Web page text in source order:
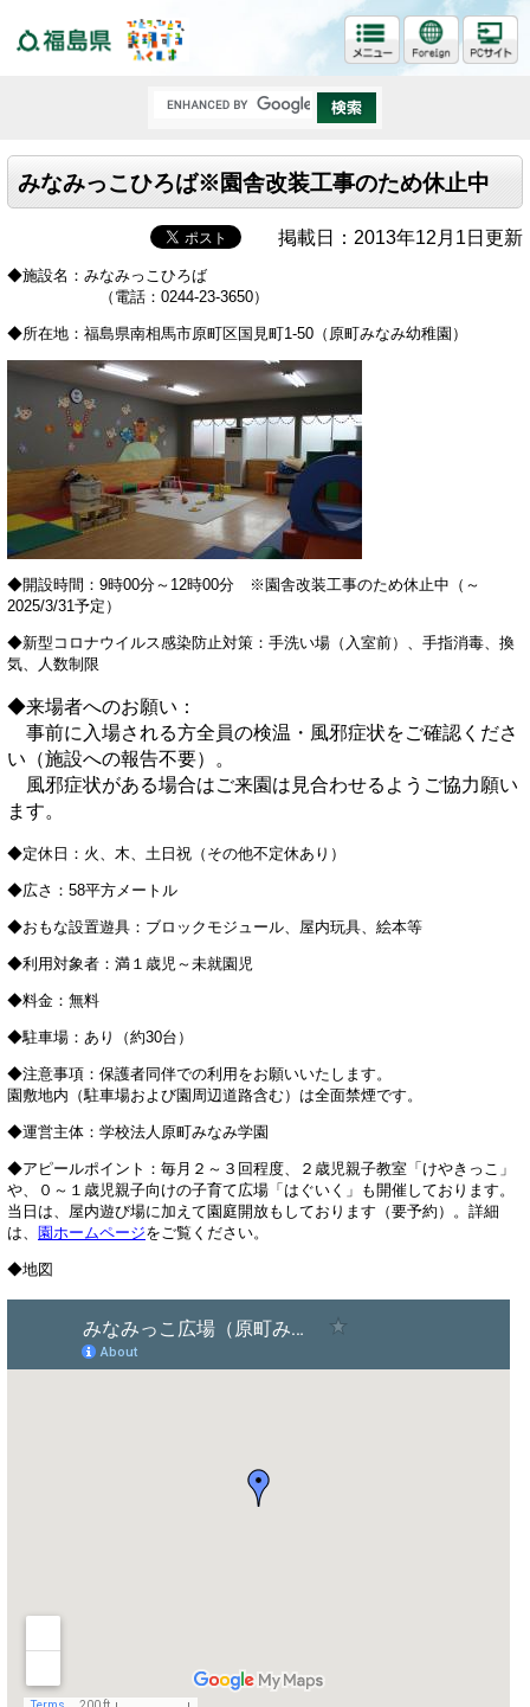
みなみっこひろば※園舎改装工事のため休止中
掲載日：2013年12月1日更新
◆施設名：みなみっこひろば
（電話：0244-23-3650）
◆所在地：福島県南相馬市原町区国見町1-50（原町みなみ幼稚園）
◆開設時間：9時00分～12時00分 ※園舎改装工事のため休止中（～
2025/3/31予定）
◆新型コロナウイルス感染防止対策：手洗い場（入室前）、手指消毒、換
気、人数制限
◆来場者へのお願い：
事前に入場される方全員の検温・風邪症状をご確認くださ
い（施設への報告不要）。
風邪症状がある場合はご来園は見合わせるようご協力願い
ます。
◆定休日：火、木、土日祝（その他不定休あり）
◆広さ：58平方メートル
◆おもな設置遊具：ブロックモジュール、屋内玩具、絵本等
◆利用対象者：満１歳児～未就園児
◆料金：無料
◆駐車場：あり（約30台）
◆注意事項：保護者同伴での利用をお願いいたします。
園敷地内（駐車場および園周辺道路含む）は全面禁煙です。
◆運営主体：学校法人原町みなみ学園
◆アピールポイント：毎月２～３回程度、２歳児親子教室「けやきっこ」
や、０～１歳児親子向けの子育て広場「はぐいく」も開催しております。
当日は、屋内遊び場に加えて園庭開放もしております（要予約）。詳細
は、 園ホームページをご覧ください。
◆地図